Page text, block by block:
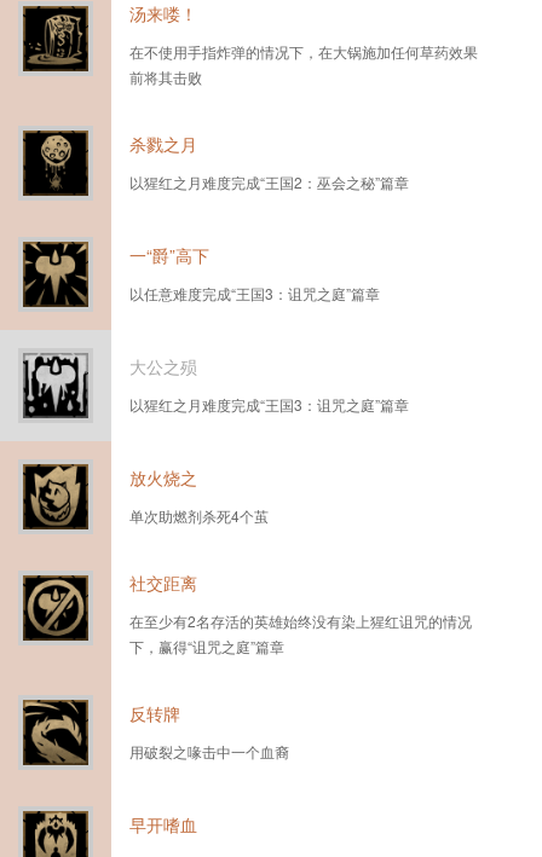
汤来喽！
在不使用手指炸弹的情况下，在大锅施加任何草药效果
前将其击败
杀戮之月
以猩红之月难度完成“王国2：巫会之秘”篇章
一“爵”高下
以任意难度完成“王国3：诅咒之庭”篇章
大公之殒
以猩红之月难度完成“王国3：诅咒之庭”篇章
放火烧之
单次助燃剂杀死4个茧
社交距离
在至少有2名存活的英雄始终没有染上猩红诅咒的情况
下，赢得“诅咒之庭”篇章
反转牌
用破裂之喙击中一个血裔
早开嗜血